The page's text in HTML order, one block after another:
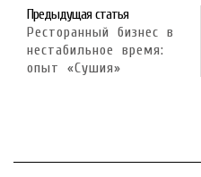
Предыдущая статья
Ресторанный бизнес в
нестабильное время:
опыт «Сушия»